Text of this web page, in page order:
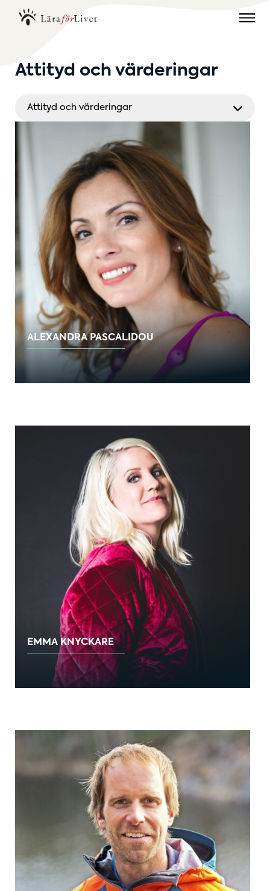
Attityd och värderingar
Attityd och värderingar
ALEXANDRA PASCALIDOU
EMMA KNYCKARE